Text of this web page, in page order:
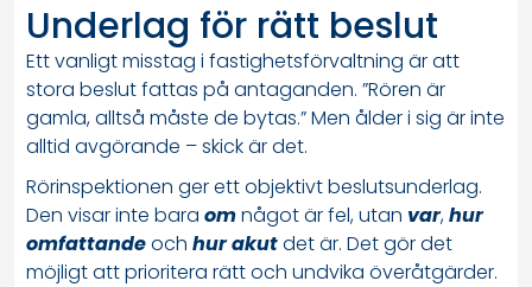
Underlag för rätt beslut
Ett vanligt misstag i fastighetsförvaltning är att
stora beslut fattas på antaganden. ”Rören är
gamla, alltså måste de bytas.” Men ålder i sig är inte
alltid avgörande – skick är det.
Rörinspektionen ger ett objektivt beslutsunderlag.
Den visar inte bara omnågot är fel, utan var,hur
omfattandeoch hur akutdet är. Det gör det
möjligt att prioritera rätt och undvika överåtgärder.